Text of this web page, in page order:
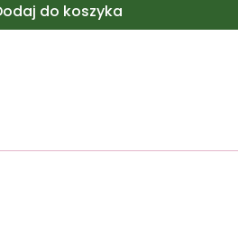
do koszyka